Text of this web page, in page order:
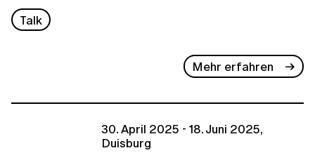
Talk
Mehr erfahren
30. April 2025 - 18. Juni 2025,
Duisburg